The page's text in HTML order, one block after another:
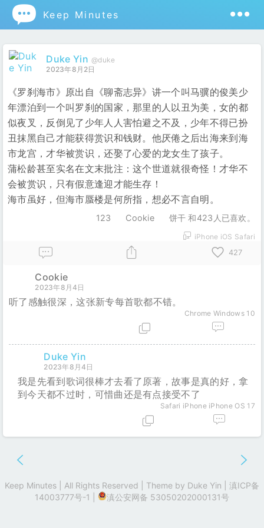
 Keep Minutes
Duke Yin @duke
2023年8月2日
《罗刹海市》原出自《聊斋志异》讲一个叫马骥的俊美少
年漂泊到一个叫罗刹的国家，那里的人以丑为美，女的都
似夜叉，反倒见了少年人人害怕避之不及，少年不得已扮
丑抹黑自己才能获得赏识和钱财。他厌倦之后出海来到海
市龙宫，才华被赏识，还娶了心爱的龙女生了孩子。
蒲松龄甚至实名在文末批注：这个世道就很奇怪！才华不
会被赏识，只有假意逢迎才能生存！
海市虽好，但海市蜃楼是何所指，想必不言自明。
123 Cookie 饼干 和423人已喜欢。
iPhone iOS Safari
427
Cookie
2023年8月4日
听了感触很深，这张新专每首歌都不错。
Chrome Windows 10
Duke Yin
2023年8月4日
我是先看到歌词很棒才去看了原著，故事是真的好，拿
到今天都不过时，可惜曲还是有点接受不了
Safari iPhone iPhone OS 17
Keep Minutes | All Rights Reserved | Theme by Duke Yin
滇ICP备
14003777号-1
滇公安网备 53050202000131号